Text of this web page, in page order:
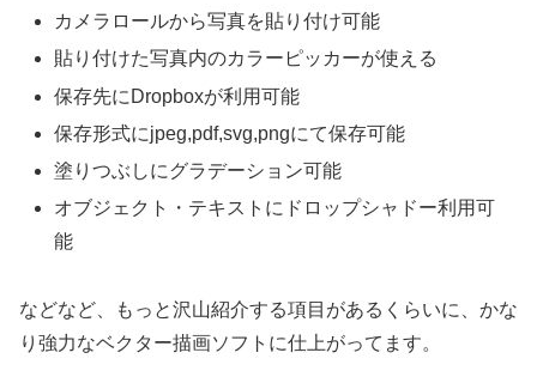
カメラロールから写真を貼り付け可能
貼り付けた写真内のカラーピッカーが使える
保存先にDropboxが利用可能
保存形式にjpeg,pdf,svg,pngにて保存可能
塗りつぶしにグラデーション可能
オブジェクト・テキストにドロップシャドー利用可
能
などなど、もっと沢山紹介する項目があるくらいに、かな
り強力なベクター描画ソフトに仕上がってます。